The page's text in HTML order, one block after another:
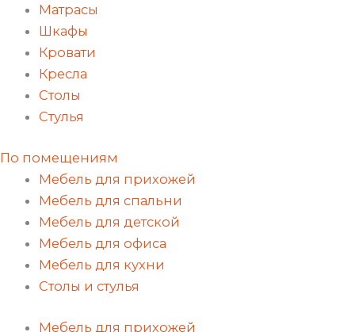
Матрасы
Шкафы
Кровати
Кресла
Столы
Стулья
По помещениям
Мебель для прихожей
Мебель для спальни
Мебель для детской
Мебель для офиса
Мебель для кухни
Столы и стулья
Мебель для прихожей